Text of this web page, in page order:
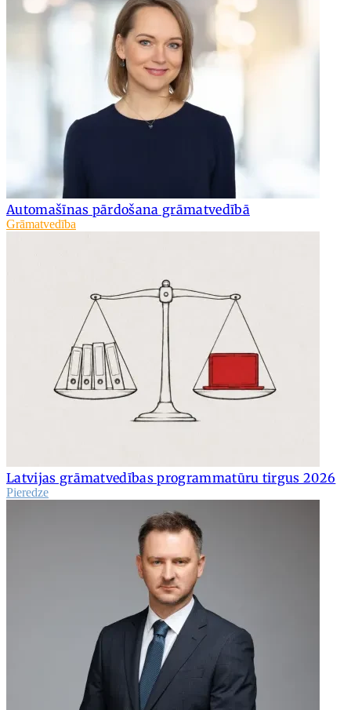
Automašīnas pārdošana grāmatvedībā
Grāmatvedība
Latvijas grāmatvedības programmatūru tirgus 2026
Pieredze